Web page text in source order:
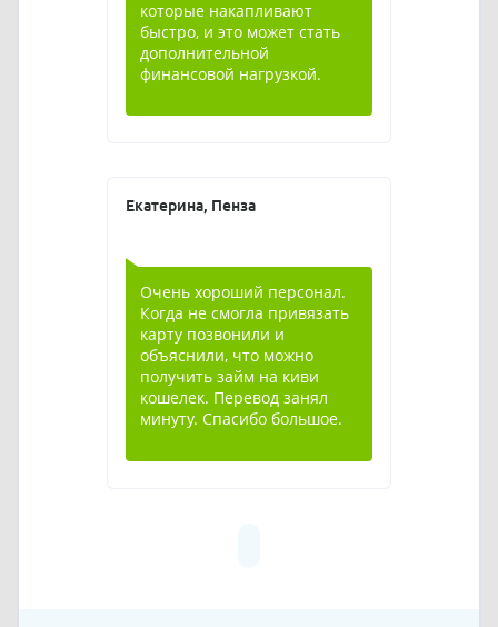
которые накапливают
быстро, и это может стать
дополнительной
финансовой нагрузкой.
Екатерина, Пенза
Очень хороший персонал.
Когда не смогла привязать
карту позвонили и
объяснили, что можно
получить займ на киви
кошелек. Перевод занял
минуту. Спасибо большое.